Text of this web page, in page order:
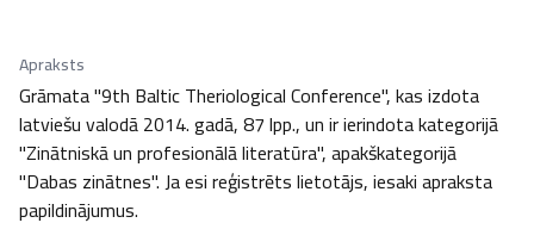
Apraksts
Grāmata "9th Baltic Theriological Conference", kas izdota
latviešu valodā 2014. gadā, 87 lpp., un ir ierindota kategorijā
"Zinātniskā un profesionālā literatūra", apakškategorijā
"Dabas zinātnes". Ja esi reģistrēts lietotājs, iesaki apraksta
papildinājumus.